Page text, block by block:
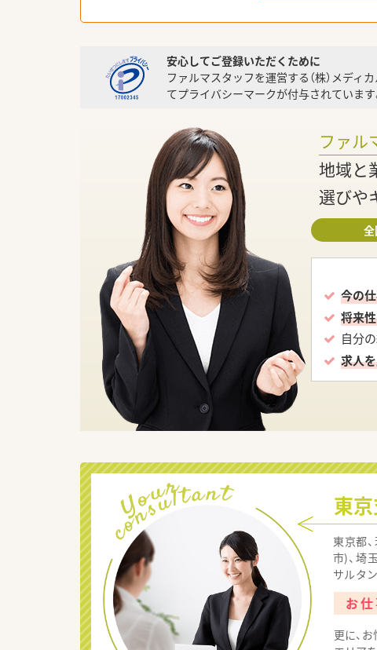
安心してご登録いただくために
ファルマスタッフを運営する（株）メディ
てプライバシーマークが付与されています
ファル
地域と
選びや
全
今の
将来
自分
求人
東
東京都
市)、埼
サルタ
お
更に、